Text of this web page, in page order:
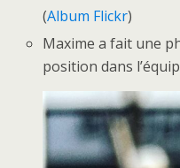
(Album Flickr)
Maxime a fait une
position dans